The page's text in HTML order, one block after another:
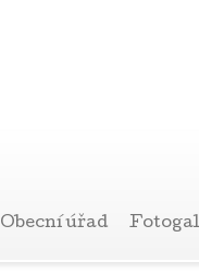
Obecní úřad